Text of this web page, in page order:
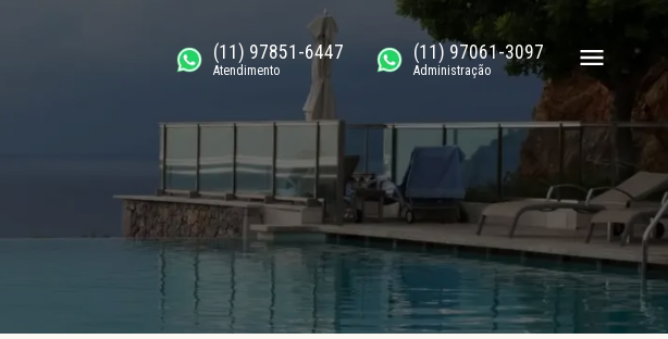
(11) 97851-6447
Atendimento
(11) 97061-3097
Administração